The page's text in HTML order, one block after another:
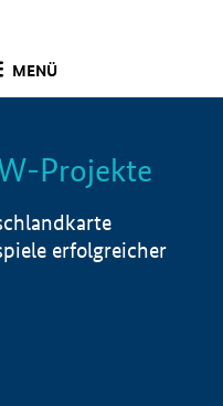
MENÜ
Info
Projekte
erfolgreicher